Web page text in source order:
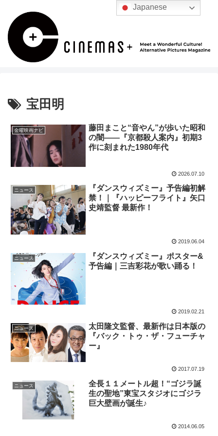
宝田明
金曜映画ナビ
藤田まこと“音やん”が歩いた昭和
の闇――『京都殺人案内』初期3
作に刻まれた1980年代
2026.07.10
ニュース
『ダンスウィズミー』予告編初解
禁！｜『ハッピーフライト』矢口
史靖監督 最新作！
2019.06.04
ニュース
『ダンスウィズミー』ポスター&
予告編｜三吉彩花が歌い踊る！
2019.02.21
ニュース
太田隆文監督、最新作は日本版の
『バック・トゥ・ザ・フューチャ
ー』
2017.07.19
ニュース
全長１１メートル超！“ゴジラ誕
生の聖地”東宝スタジオにゴジラ
巨大壁画が誕生♪
2014.06.05
Japanese